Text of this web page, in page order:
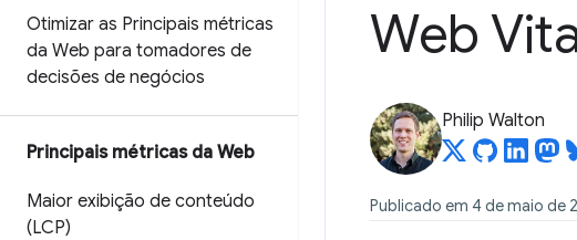
Otimizar as Principais métricas
da Web para tomadores de
decisões de negócios
Principais métricas da Web
Maior exibição de conteúdo
(LCP)
Web
Philip Walton
Publicado em 4 de maio de